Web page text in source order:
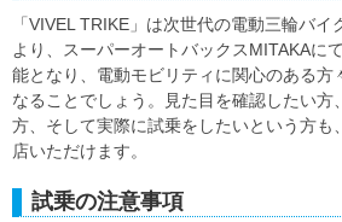
「VIVEL TRIKE」は次世代の電動三輪バ
より、スーパーオートバックスMITAKAに
能となり、電動モビリティに関心のある方
なることでしょう。見た目を確認したい方
方、そして実際に試乗をしたいという方も
店いただけます。
試乗の注意事項